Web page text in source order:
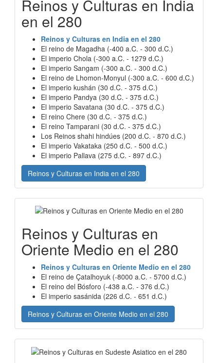
Reinos y Culturas en India
en el 280
Reinos y Culturas en India en el 280
El reino de Magadha (-400 a.C. - 300 d.C.)
El imperio Chola (-300 a.C. - 1279 d.C.)
El imperio Sangam (-300 a.C. - 300 d.C.)
El reino de Lhomon-Monyul (-300 a.C. - 600 d.C.)
El imperio kushán (30 d.C. - 375 d.C.)
El imperio Pandya (30 d.C. - 375 d.C.)
El imperio Savatana (30 d.C. - 375 d.C.)
El reino Chere (30 d.C. - 375 d.C.)
El reino Tamparani (30 d.C. - 375 d.C.)
Los Reinos shahi hindúes (200 d.C. - 870 d.C.)
El imperio Vakataka (250 d.C. - 500 d.C.)
El imperio Pallava (275 d.C. - 897 d.C.)
Reinos y Culturas en India en el 280
Reinos y Culturas en
Oriente Medio en el 280
Reinos y Culturas en Oriente Medio en el 280
El reino de Çatalhoyuk (-8000 a.C. - 5700 d.C.)
El reino del Bósforo (-438 a.C. - 376 d.C.)
El imperio sasánida (226 d.C. - 651 d.C.)
Reinos y Culturas en Oriente Medio en el 280